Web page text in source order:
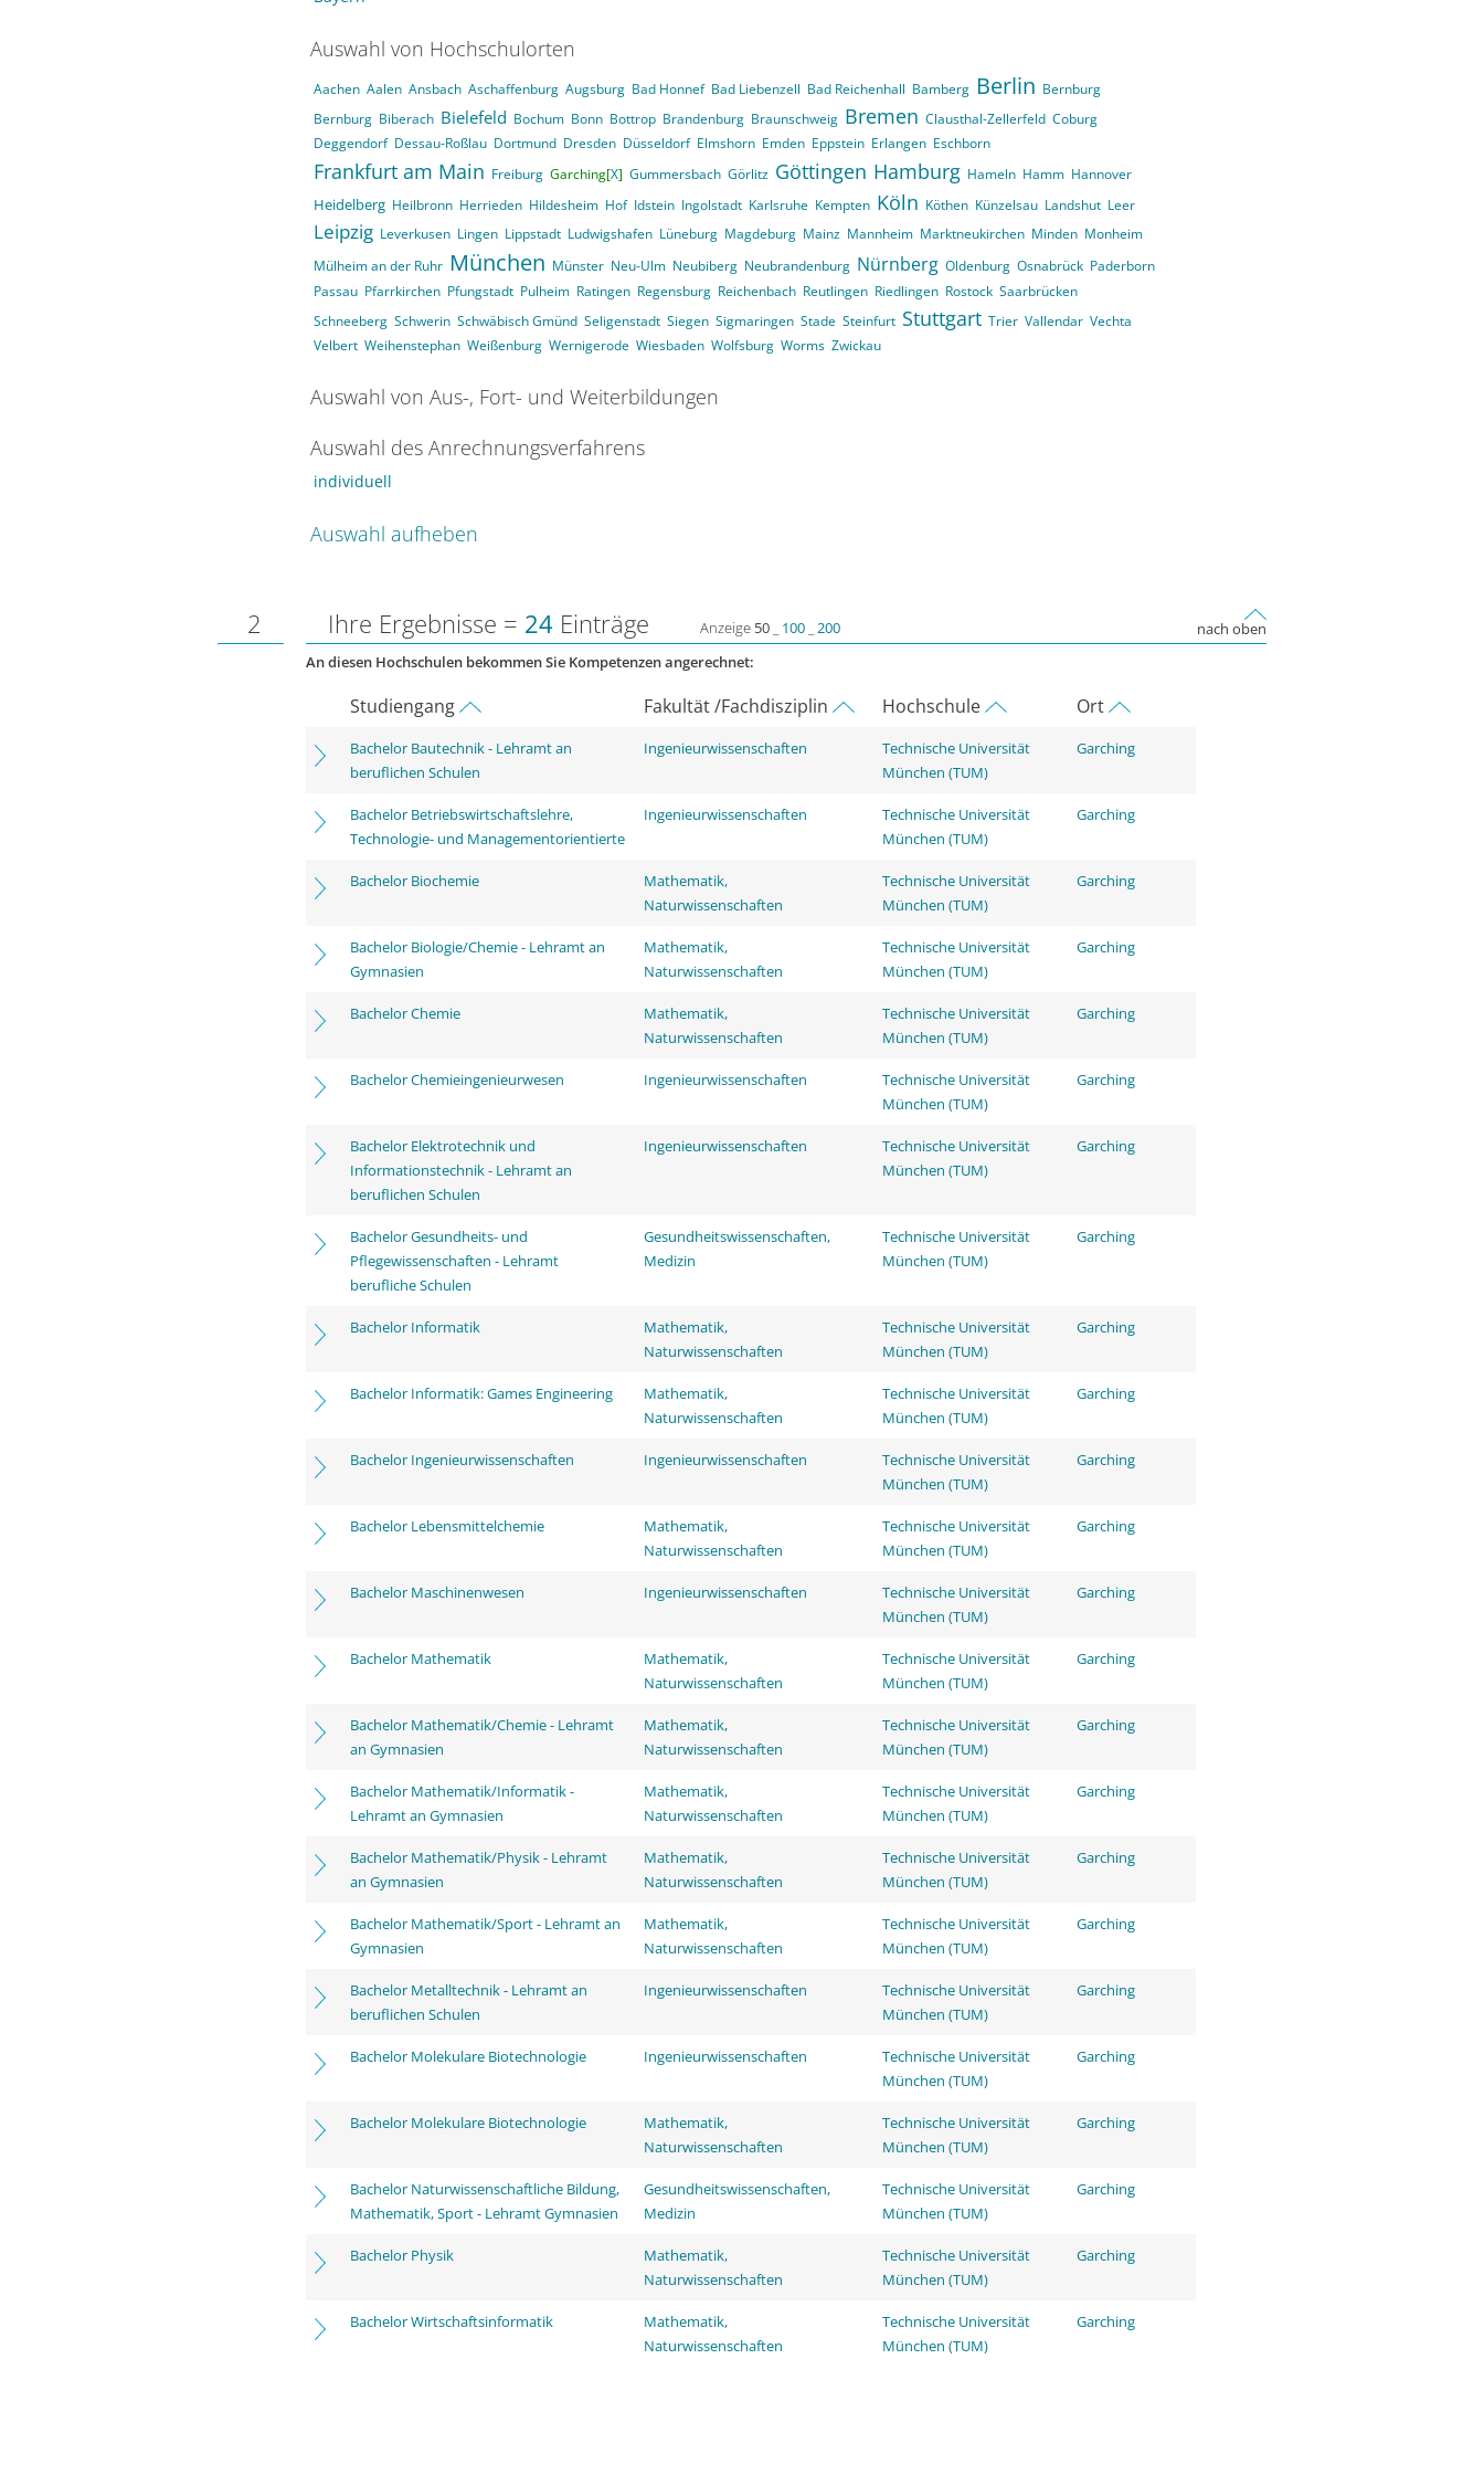
Auswahl von Hochschulorten
Aachen Aalen Ansbach Aschaffenburg Augsburg Bad Honnef Bad Liebenzell Bad Reichenhall Bamberg Berlin Bernburg
Bernburg Biberach Bielefeld Bochum Bonn Bottrop Brandenburg Braunschweig Bremen Clausthal-Zellerfeld Coburg
Deggendorf Dessau-Roßlau Dortmund Dresden Düsseldorf Elmshorn Emden Eppstein Erlangen Eschborn
Frankfurt am Main Freiburg Garching[X] Gummersbach Görlitz Göttingen Hamburg Hameln Hamm Hannover
Heidelberg Heilbronn Herrieden Hildesheim Hof Idstein Ingolstadt Karlsruhe Kempten Köln Köthen Künzelsau Landshut Leer
Leipzig Leverkusen Lingen Lippstadt Ludwigshafen Lüneburg Magdeburg Mainz Mannheim Marktneukirchen Minden Monheim
Mülheim an der Ruhr München Münster Neu-Ulm Neubiberg Neubrandenburg Nürnberg Oldenburg Osnabrück Paderborn
Passau Pfarrkirchen Pfungstadt Pulheim Ratingen Regensburg Reichenbach Reutlingen Riedlingen Rostock Saarbrücken
Schneeberg Schwerin Schwäbisch Gmünd Seligenstadt Siegen Sigmaringen Stade Steinfurt Stuttgart Trier Vallendar Vechta
Velbert Weihenstephan Weißenburg Wernigerode Wiesbaden Wolfsburg Worms Zwickau
Auswahl von Aus-, Fort- und Weiterbildungen
Auswahl des Anrechnungsverfahrens
individuell
Auswahl aufheben
2 Ihre Ergebnisse = 24 Einträge Anzeige 50 100 200
nach oben
An diesen Hochschulen bekommen Sie Kompetenzen angerechnet:
Studiengang Fakultät /Fachdisziplin Hochschule Ort
Bachelor Bautechnik - Lehramt an
beruflichen Schulen
Ingenieurwissenschaften
Technische Universität
München (TUM)
Garching
Bachelor Betriebswirtschaftslehre,
Technologie- und Managementorientierte
Ingenieurwissenschaften
Technische Universität
München (TUM)
Garching
Bachelor Biochemie
Mathematik,
Naturwissenschaften
Technische Universität
München (TUM)
Garching
Bachelor Biologie/Chemie - Lehramt an
Gymnasien
Mathematik,
Naturwissenschaften
Technische Universität
München (TUM)
Garching
Bachelor Chemie
Mathematik,
Naturwissenschaften
Technische Universität
München (TUM)
Garching
Bachelor Chemieingenieurwesen Ingenieurwissenschaften
Technische Universität
München (TUM)
Garching
Bachelor Elektrotechnik und
Informationstechnik - Lehramt an
beruflichen Schulen
Ingenieurwissenschaften
Technische Universität
München (TUM)
Garching
Bachelor Gesundheits- und
Pflegewissenschaften - Lehramt
berufliche Schulen
Gesundheitswissenschaften,
Medizin
Technische Universität
München (TUM)
Garching
Bachelor Informatik
Mathematik,
Naturwissenschaften
Technische Universität
München (TUM)
Garching
Bachelor Informatik: Games Engineering
Mathematik,
Naturwissenschaften
Technische Universität
München (TUM)
Garching
Bachelor Ingenieurwissenschaften Ingenieurwissenschaften
Technische Universität
München (TUM)
Garching
Bachelor Lebensmittelchemie
Mathematik,
Naturwissenschaften
Technische Universität
München (TUM)
Garching
Bachelor Maschinenwesen Ingenieurwissenschaften
Technische Universität
München (TUM)
Garching
Bachelor Mathematik
Mathematik,
Naturwissenschaften
Technische Universität
München (TUM)
Garching
Bachelor Mathematik/Chemie - Lehramt
an Gymnasien
Mathematik,
Naturwissenschaften
Technische Universität
München (TUM)
Garching
Bachelor Mathematik/Informatik -
Lehramt an Gymnasien
Mathematik,
Naturwissenschaften
Technische Universität
München (TUM)
Garching
Bachelor Mathematik/Physik - Lehramt
an Gymnasien
Mathematik,
Naturwissenschaften
Technische Universität
München (TUM)
Garching
Bachelor Mathematik/Sport - Lehramt an
Gymnasien
Mathematik,
Naturwissenschaften
Technische Universität
München (TUM)
Garching
Bachelor Metalltechnik - Lehramt an
beruflichen Schulen
Ingenieurwissenschaften
Technische Universität
München (TUM)
Garching
Bachelor Molekulare Biotechnologie Ingenieurwissenschaften
Technische Universität
München (TUM)
Garching
Bachelor Molekulare Biotechnologie
Mathematik,
Naturwissenschaften
Technische Universität
München (TUM)
Garching
Bachelor Naturwissenschaftliche Bildung,
Mathematik, Sport - Lehramt Gymnasien
Gesundheitswissenschaften,
Medizin
Technische Universität
München (TUM)
Garching
Bachelor Physik
Mathematik,
Naturwissenschaften
Technische Universität
München (TUM)
Garching
Bachelor Wirtschaftsinformatik
Mathematik,
Naturwissenschaften
Technische Universität
München (TUM)
Garching